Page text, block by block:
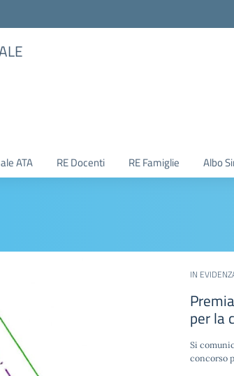
ATA RE Docenti RE Famiglie Albo
IN
2026,
Si
Istituto